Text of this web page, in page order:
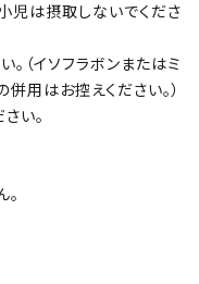
児は摂取しないでくださ
（イソフラボンまたはミ
用はお控えください。）
い。